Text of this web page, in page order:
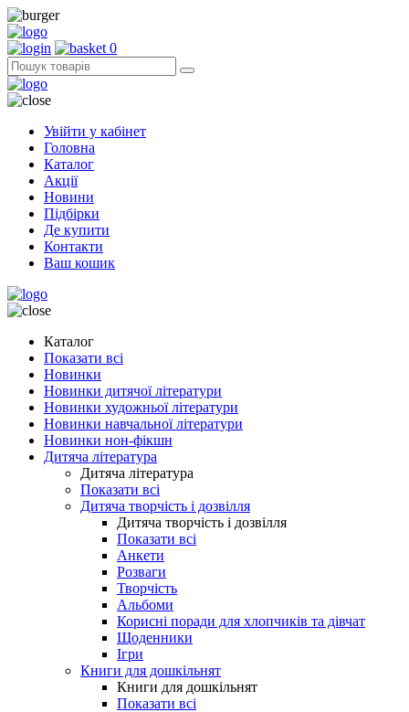
0
Увійти у кабінет
Головна
Каталог
Акції
Новини
Підбірки
Де купити
Контакти
Ваш кошик
Каталог
Показати всі
Новинки
Новинки дитячої літератури
Новинки художньої літератури
Новинки навчальної літератури
Новинки нон-фікшн
Дитяча література
Дитяча література
Показати всі
Дитяча творчість і дозвілля
Дитяча творчість і дозвілля
Показати всі
Анкети
Розваги
Творчість
Альбоми
Корисні поради для хлопчиків та дівчат
Щоденники
Ігри
Книги для дошкільнят
Книги для дошкільнят
Показати всі